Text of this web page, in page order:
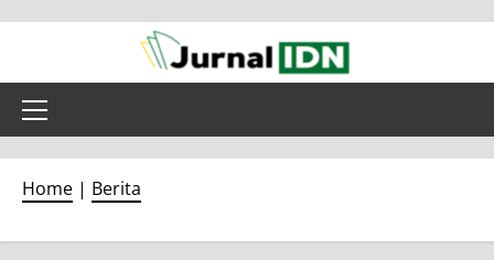
content
Primary
Home | Berita